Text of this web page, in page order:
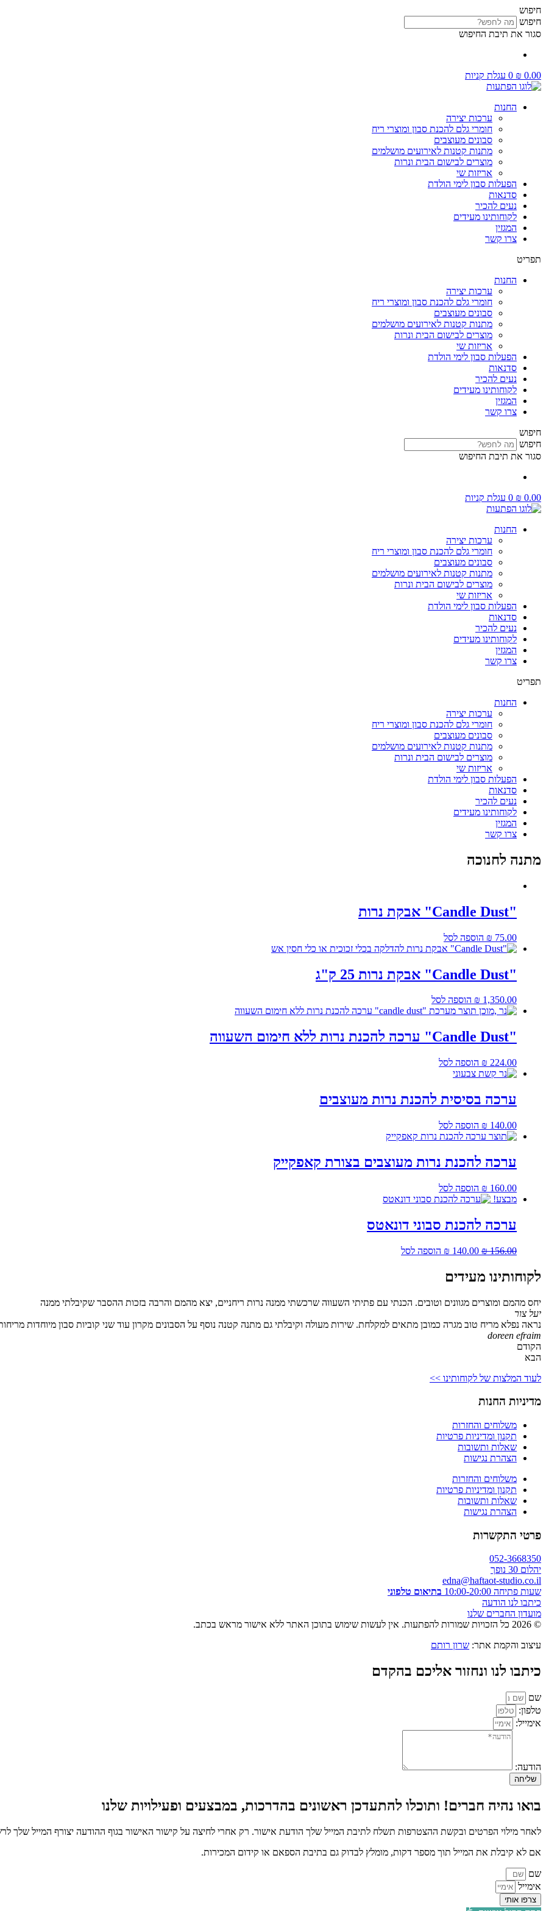
דלג
לתוכן
חיפוש
חיפוש
סגור את תיבת החיפוש
₪ 0.00
0 עגלת קניות
החנות
ערכות יצירה
חומרי גלם להכנת סבון ומוצרי ריח
סבונים מעוצבים
מתנות קטנות לאירועים מושלמים
מוצרים לבישום הבית ונרות
אריזות שי
הפעלות סבון לימי הולדת
סדנאות
נעים להכיר
לקוחותינו מעידים
המגזין
צרו קשר
תפריט
החנות
ערכות יצירה
חומרי גלם להכנת סבון ומוצרי ריח
סבונים מעוצבים
מתנות קטנות לאירועים מושלמים
מוצרים לבישום הבית ונרות
אריזות שי
הפעלות סבון לימי הולדת
סדנאות
נעים להכיר
לקוחותינו מעידים
המגזין
צרו קשר
חיפוש
חיפוש
סגור את תיבת החיפוש
₪ 0.00
0 עגלת קניות
החנות
ערכות יצירה
חומרי גלם להכנת סבון ומוצרי ריח
סבונים מעוצבים
מתנות קטנות לאירועים מושלמים
מוצרים לבישום הבית ונרות
אריזות שי
הפעלות סבון לימי הולדת
סדנאות
נעים להכיר
לקוחותינו מעידים
המגזין
צרו קשר
תפריט
החנות
ערכות יצירה
חומרי גלם להכנת סבון ומוצרי ריח
סבונים מעוצבים
מתנות קטנות לאירועים מושלמים
מוצרים לבישום הבית ונרות
אריזות שי
הפעלות סבון לימי הולדת
סדנאות
נעים להכיר
לקוחותינו מעידים
המגזין
צרו קשר
מתנה לחנוכה
"Candle Dust" אבקת נרות
₪ 75.00 הוספה לסל
"Candle Dust" אבקת נרות 25 ק"ג
₪ 1,350.00 הוספה לסל
"Candle Dust" ערכה להכנת נרות ללא חימום השעווה
₪ 224.00 הוספה לסל
ערכה בסיסית להכנת נרות מעוצבים
₪ 140.00 הוספה לסל
ערכה להכנת נרות מעוצבים בצורת קאפקייק
₪ 160.00
הוספה לסל
מבצע!
ערכה להכנת סבוני דונאטס
₪156.00
המחיר
היה:
₪ 156.00.
₪ 140.00
המחיר
הוספה לסל
לקוחותינו מעידים
יחס מהמם ומוצרים מגוונים וטובים. הכנתי עם פתיתי השעווה שרכשתי ממנה נרות ריחניים, יצא מהמם והרבה בזכות ההסבר שקיבלתי ממנה
יעל צור
נראה נפלא מריח טוב מגרה כמובן מתאים למקלחת. שירות מעולה וקיבלתי גם מתנה קטנה נוסף על הסבונים מקרון עוד שני קוביות סבון מיוחדות
doreen efraim
הקודם
הבא
לעוד המלצות של לקוחותינו >>
מדיניות החנות
משלוחים והחזרות
תקנון ומדיניות פרטיות
שאלות ותשובות
הצהרת נגישות
משלוחים והחזרות
תקנון ומדיניות פרטיות
שאלות ותשובות
הצהרת נגישות
פרטי התקשרות
052-3668350
יהלום 30 נופך
edna@haftaot-studio.co.il
שעות פתיחה 10:00-20:00
בתיאום טלפוני
כיתבו לנו הודעה
מועדון החברים שלנו
© 2026 כל הזכויות שמורות להפתעות. אין לעשות שימוש בתוכן האתר ללא אישור מראש בכתב.
עיצוב והקמת אתר: שרון רותם
כיתבו לנו ונחזור אליכם בהקדם
שם
טלפון:
אימייל:
הודעה:
שליחה
בואו נהיה חברים! ותוכלו להתעדכן ראשונים בהדרכות, במבצעים ופעילויות שלנו
לאחר מילוי הפרטים ובקשת ההצטרפות תשלח לתיבת המייל שלך הודעת אישור. רק אחרי לחיצה על קישור האישור בגוף ההודעה יצורף המייל שלך
אם לא קיבלת את המייל תוך מספר דקות, מומלץ לבדוק גם בתיבת הספאם או קידום המכירות.
שם
אימייל
צרפו אותי